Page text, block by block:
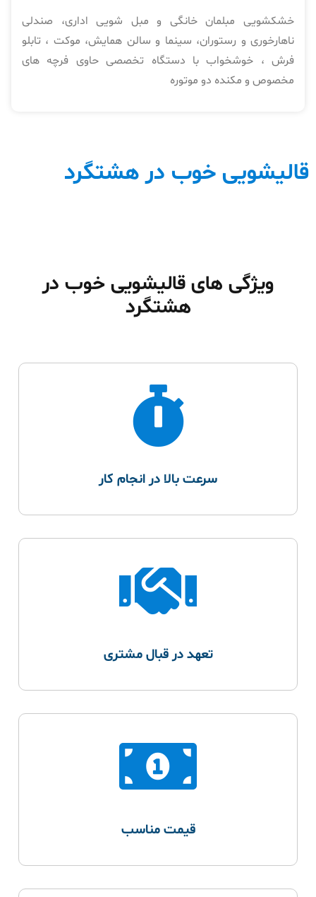
خشکشویی مبلمان خانگی و مبل شویی اداری، صندلی
ناهارخوری و رستوران، سینما و سالن همایش، موکت ، تابلو
فرش ، خوشخواب با دستگاه تخصصی حاوی فرچه های
مخصوص و مکنده دو موتوره
قالیشویی خوب در هشتگرد
ویژگی های قالیشویی خوب در
هشتگرد
سرعت بالا در انجام کار
تعهد در قبال مشتری
قیمت مناسب